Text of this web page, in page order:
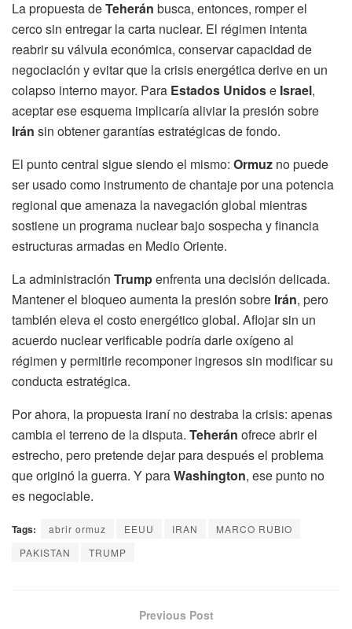
La propuesta deTeherán busca, entonces, romper el
cerco sin entregar la carta nuclear. El régimen intenta
reabrir su válvula económica, conservar capacidad de
negociación y evitar que la crisis energética derive en un
colapso interno mayor. Para Estados Unidose Israel,
aceptar ese esquema implicaría aliviar la presión sobre
Irán sin obtener garantías estratégicas de fondo.
El punto central sigue siendo el mismo: Ormuz no puede
ser usado como instrumento de chantaje por una potencia
regional que amenaza la navegación global mientras
sostiene un programa nuclear bajo sospecha y financia
estructuras armadas en Medio Oriente.
La administración Trumpenfrenta una decisión delicada.
Mantener el bloqueo aumenta la presión sobre Irán, pero
también eleva el costo energético global. Aflojar sin un
acuerdo nuclear verificable podría darle oxígeno al
régimen y permitirle recomponer ingresos sin modificar su
conducta estratégica.
Por ahora, la propuesta iraní no destraba la crisis: apenas
cambia el terreno de la disputa. Teherán ofrece abrir el
estrecho, pero pretende dejar para después el problema
que originó la guerra. Y paraWashington, ese punto no
es negociable.
Tags: abrir ormuz EEUU IRAN
MARCO RUBIO
PAKISTAN
TRUMP
Previous Post